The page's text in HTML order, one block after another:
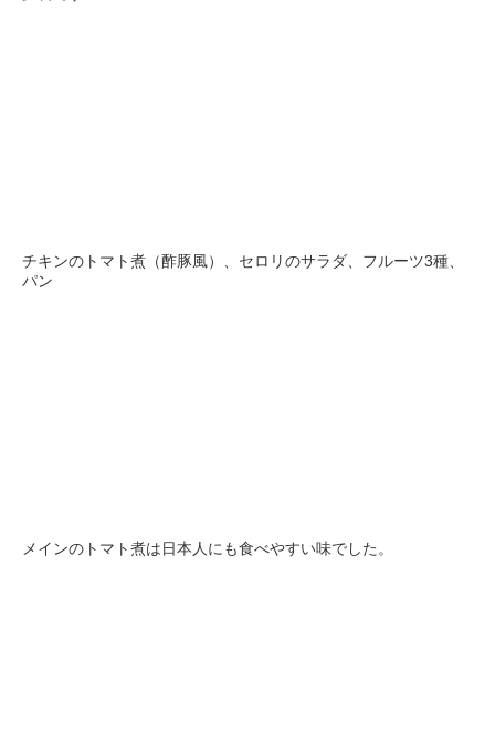
チキンのトマト煮（酢豚風）、セロリのサラダ、フルーツ3種、
パン
メインのトマト煮は日本人にも食べやすい味でした。